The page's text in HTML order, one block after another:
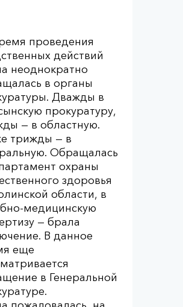
проведения
действий
неоднократно
в органы
Дважды в
прокуратуру,
— в областную.
трижды — в
Обращалась
охраны
здоровья
области, в
медицинскую
— брала
В данное
еще
в Генеральной